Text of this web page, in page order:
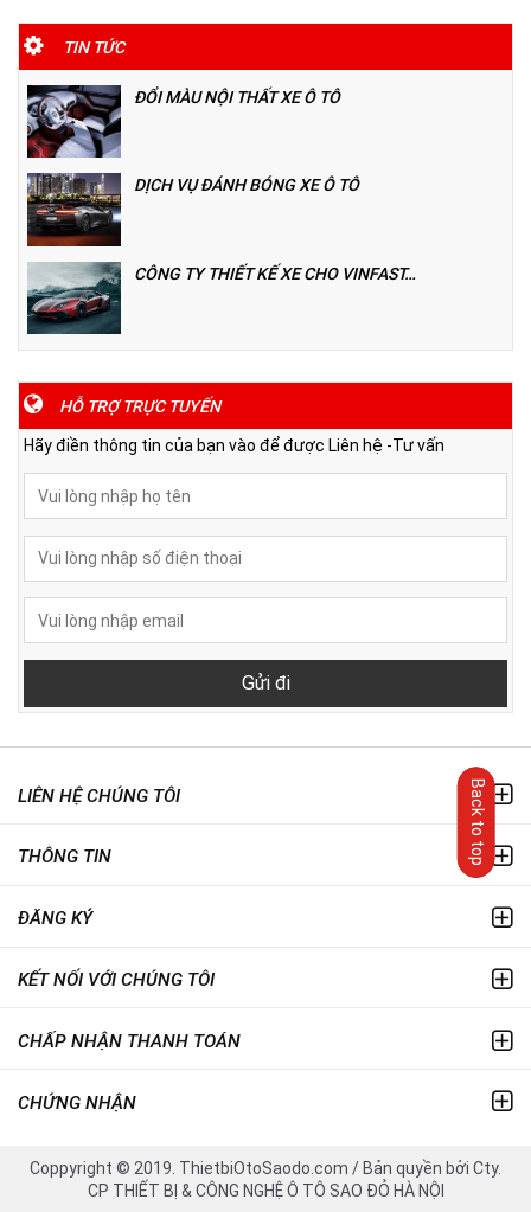
TIN TỨC
ĐỔI MÀU NỘI THẤT XE Ô TÔ
DỊCH VỤ ĐÁNH BÓNG XE Ô TÔ
CÔNG TY THIẾT KẾ XE CHO VINFAST…
HỖ TRỢ TRỰC TUYẾN
Hãy điền thông tin của bạn vào để được Liên hệ -Tư vấn
Gửi đi
LIÊN HỆ CHÚNG TÔI
THÔNG TIN
ĐĂNG KÝ
KẾT NỐI VỚI CHÚNG TÔI
CHẤP NHẬN THANH TOÁN
CHỨNG NHẬN
Coppyright © 2019. ThietbiOtoSaodo.com / Bản quyền bởi Cty.
CP THIẾT BỊ & CÔNG NGHỆ Ô TÔ SAO ĐỎ HÀ NỘI
Back to top